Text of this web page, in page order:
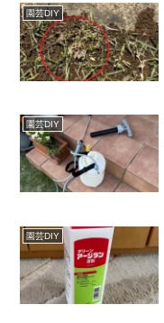
園芸DIY
園芸DIY
園芸DIY